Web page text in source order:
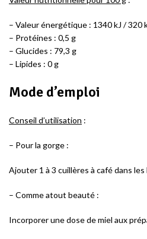
– Valeur énergétique : 1340 kJ / 320
– Protéines : 0,5 g
– Glucides : 79,3 g
– Lipides : 0 g
Mode d’emploi
Conseil d’utilisation :
– Pour la gorge :
Ajouter 1 à 3 cuillères à café dans
– Comme atout beauté :
Incorporer une dose de miel aux